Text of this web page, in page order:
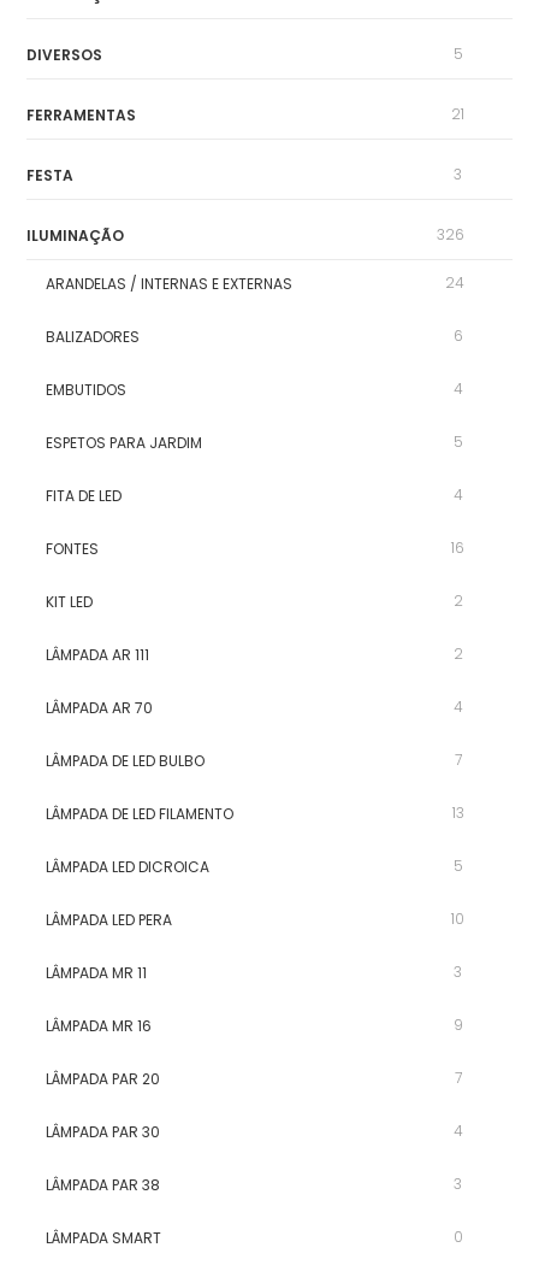
DIVERSOS 5
FERRAMENTAS 21
FESTA 3
ILUMINAÇÃO 326
ARANDELAS / INTERNAS E EXTERNAS 24
BALIZADORES 6
EMBUTIDOS 4
ESPETOS PARA JARDIM 5
FITA DE LED 4
FONTES 16
KIT LED 2
LÂMPADA AR 111 2
LÂMPADA AR 70 4
LÂMPADA DE LED BULBO 7
LÂMPADA DE LED FILAMENTO 13
LÂMPADA LED DICROICA 5
LÂMPADA LED PERA 10
LÂMPADA MR 11 3
LÂMPADA MR 16 9
LÂMPADA PAR 20 7
LÂMPADA PAR 30 4
LÂMPADA PAR 38 3
LÂMPADA SMART 0